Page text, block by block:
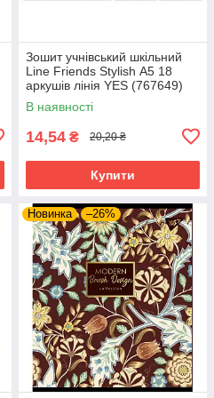
Зошит учнівський шкільний
Line Friends Stylish А5 18
аркушів лінія YES (767649)
В наявності
14,54 ₴ 20,20 ₴
Купити
Новинка –26%